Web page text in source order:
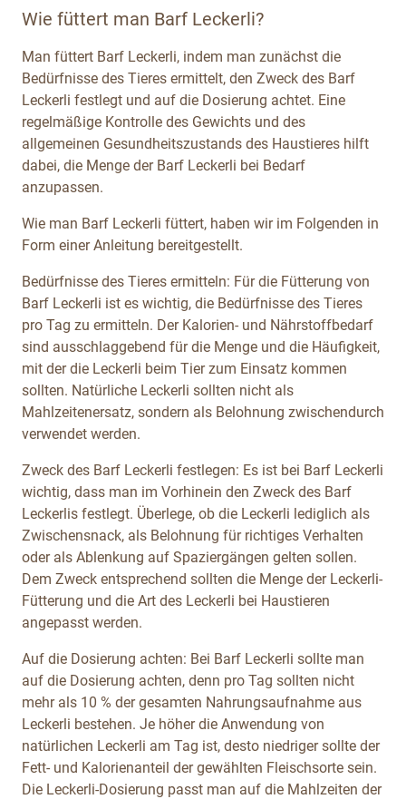
Wie füttert man Barf Leckerli?
Man füttert Barf Leckerli, indem man zunächst die
Bedürfnisse des Tieres ermittelt, den Zweck des Barf
Leckerli festlegt und auf die Dosierung achtet. Eine
regelmäßige Kontrolle des Gewichts und des
allgemeinen Gesundheitszustands des Haustieres hilft
dabei, die Menge der Barf Leckerli bei Bedarf
anzupassen.
Wie man Barf Leckerli füttert, haben wir im Folgenden in
Form einer Anleitung bereitgestellt.
Bedürfnisse des Tieres ermitteln: Für die Fütterung von
Barf Leckerli ist es wichtig, die Bedürfnisse des Tieres
pro Tag zu ermitteln. Der Kalorien- und Nährstoffbedarf
sind ausschlaggebend für die Menge und die Häufigkeit,
mit der die Leckerli beim Tier zum Einsatz kommen
sollten. Natürliche Leckerli sollten nicht als
Mahlzeitenersatz, sondern als Belohnung zwischendurch
verwendet werden.
Zweck des Barf Leckerli festlegen: Es ist bei Barf Leckerli
wichtig, dass man im Vorhinein den Zweck des Barf
Leckerlis festlegt. Überlege, ob die Leckerli lediglich als
Zwischensnack, als Belohnung für richtiges Verhalten
oder als Ablenkung auf Spaziergängen gelten sollen.
Dem Zweck entsprechend sollten die Menge der Leckerli-
Fütterung und die Art des Leckerli bei Haustieren
angepasst werden.
Auf die Dosierung achten: Bei Barf Leckerli sollte man
auf die Dosierung achten, denn pro Tag sollten nicht
mehr als 10 % der gesamten Nahrungsaufnahme aus
Leckerli bestehen. Je höher die Anwendung von
natürlichen Leckerli am Tag ist, desto niedriger sollte der
Fett- und Kalorienanteil der gewählten Fleischsorte sein.
Die Leckerli-Dosierung passt man auf die Mahlzeiten der